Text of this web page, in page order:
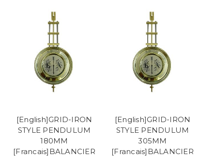
[English]GRID-IRON
STYLE PENDULUM
180MM
[Francais]BALANCIER
[English]GRID-IRON
STYLE PENDULUM
305MM
[Francais]BALANCIER